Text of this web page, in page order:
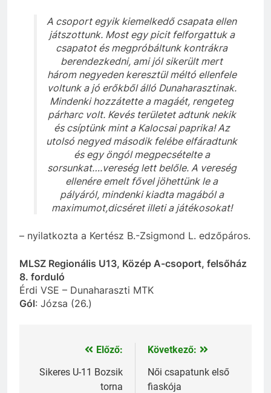
A csoport egyik kiemelkedő csapata ellen
játszottunk. Most egy picit felforgattuk a
csapatot és megpróbáltunk kontrákra
berendezkedni, ami jól sikerült mert
három negyeden keresztül méltó ellenfele
voltunk a jó erőkből álló Dunaharasztinak.
Mindenki hozzátette a magáét, rengeteg
párharc volt. Kevés területet adtunk nekik
és csíptünk mint a Kalocsai paprika! Az
utolsó negyed második felébe elfáradtunk
és egy öngól megpecsételte a
sorsunkat….vereség lett belőle. A vereség
ellenére emelt fővel jöhettünk le a
pályáról, mindenki kiadta magából a
maximumot,dicséret illeti a játékosokat!
– nyilatkozta a Kertész B.-Zsigmond L. edzőpáros.
MLSZ Regionális U13, Közép A-csoport, felsőház
8. forduló
Érdi VSE – Dunaharaszti MTK
Gól: Józsa (26.)
Bejegyzés
navigáció
Előző:
Sikeres U-11 Bozsik
torna
Következő:
Női csapatunk első
fiaskója